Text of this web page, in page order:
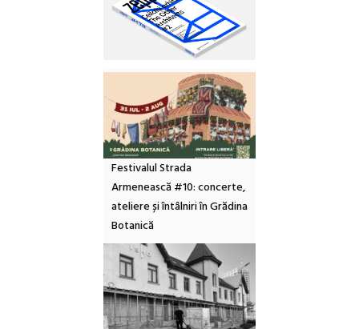
Festivalul Strada
Armenească #10: concerte,
ateliere și întâlniri în Grădina
Botanică